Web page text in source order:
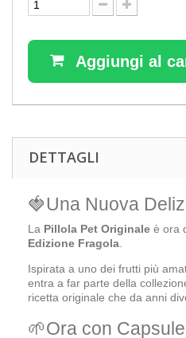
Aggiungi al
DETTAGLI
Una Nuova
La Pillola Pet Originale è ora
Edizione Fragola
Ispirata a uno dei frutti più
entra a far parte della
ricetta originale che da anni
Ora con